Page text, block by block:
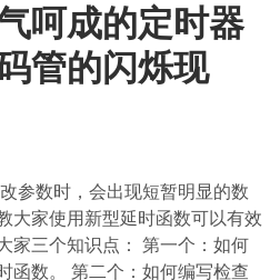
呵成的定时器
管的闪烁现
参数时，会出现短暂明显的数
大家使用新型延时函数可以有效
家三个知识点： 第一个：如何
函数。 第二个：如何编写检查